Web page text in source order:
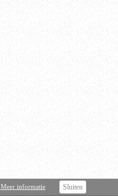
Meer informatie Sluiten